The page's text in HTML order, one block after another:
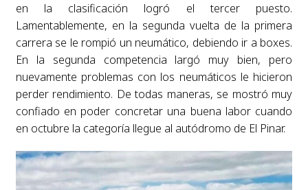
en la clasificación logró el tercer puesto.
Lamentablemente, en la segunda vuelta de la primera
carrera se le rompió un neumático, debiendo ir a boxes.
En la segunda competencia largó muy bien, pero
nuevamente problemas con los neumáticos le hicieron
perder rendimiento. De todas maneras, se mostró muy
confiado en poder concretar una buena labor cuando
en octubre la categoría llegue al autódromo de El Pinar.